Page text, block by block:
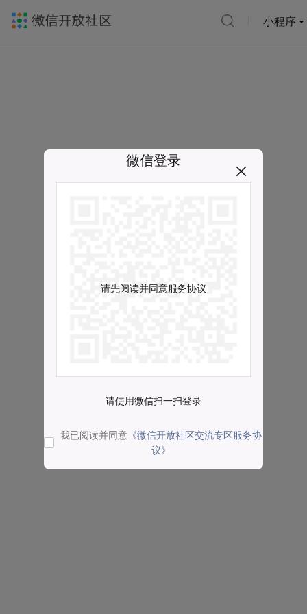
小程序
微信登录
请先阅读并同意服务协议
请使用微信扫一扫登录
我已阅读并同意 《微信开放社区交流专区服务协
议》